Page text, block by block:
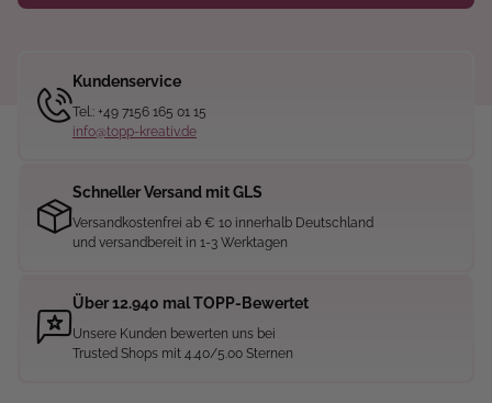
Kundenservice
Tel.: +49 7156 165 01 15
info@topp-kreativ.de
Schneller Versand mit GLS
Versandkostenfrei ab € 10 innerhalb Deutschland
und versandbereit in 1-3 Werktagen
Über 12.940 mal TOPP-Bewertet
Unsere Kunden bewerten uns bei
Trusted Shops mit 4.40/5.00 Sternen